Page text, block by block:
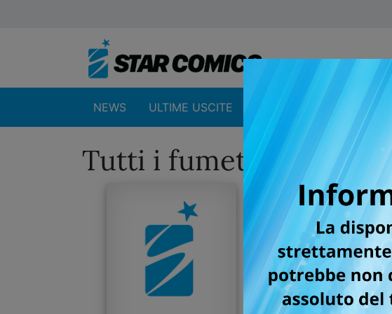
NEWS ULTIME USCITE CATALOGO
Tutti i fumetti per la